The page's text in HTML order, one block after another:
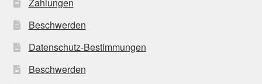
Beschwerden
Datenschutz-Bestimmungen
Beschwerden